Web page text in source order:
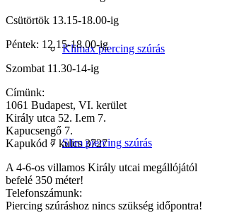
Klimax piercing szúrás
Slim piercing szúrás
Csütörtök 13.15-18.00-ig
Péntek: 12.15-18.00-ig
Szombat 11.30-14-ig
Címünk:
1061 Budapest, VI. kerület
Király utca 52. I.em 7.
Kapucsengő 7.
Kapukód 7 kulcs 3727
A 4-6-os villamos Király utcai megállójától
befelé 350 méter!
Telefonszámunk:
Piercing szúráshoz nincs szükség időpontra!